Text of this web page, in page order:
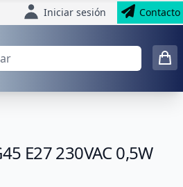
Iniciar sesión Contacto
E27 230VAC 0,5W